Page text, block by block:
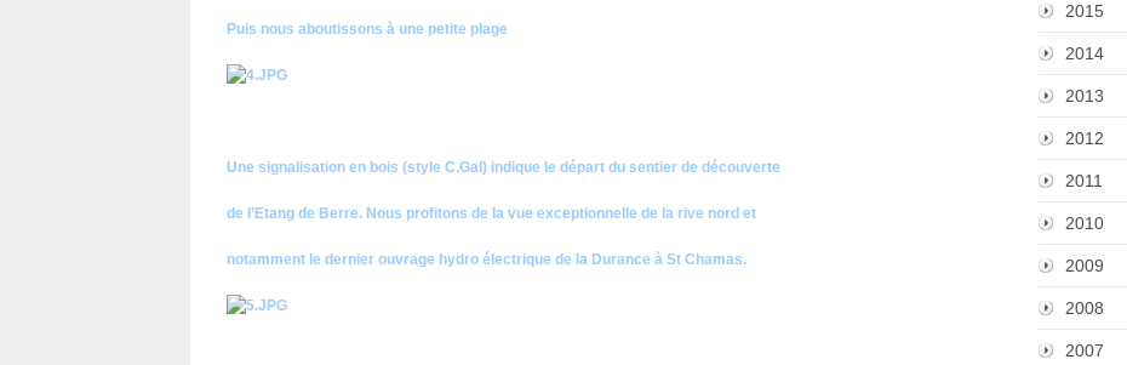
Puis nous aboutissons à une petite plage
Une signalisation en bois (style C.Gal) indique le départ du sentier de découverte
de l’Etang de Berre. Nous profitons de la vue exceptionnelle de la rive nord et
notamment le dernier ouvrage hydro électrique de la Durance à St Chamas.
2015
2014
2013
2012
2011
2010
2009
2008
2007